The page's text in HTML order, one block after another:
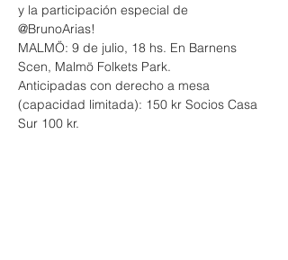
y la participación especial de
@BrunoArias!
MALMÖ: 9 de julio, 18 hs. En Barnens
Scen, Malmö Folkets Park.
Anticipadas con derecho a mesa
(capacidad limitada): 150 kr Socios Casa
Sur 100 kr.